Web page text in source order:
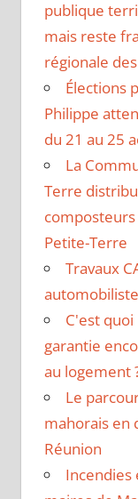
publique
mais reste
régionale
Élections
Philippe
du 21 au 25
La
Terre
Petite-Terre
Travaux
C'est quoi
garantie
au logement
Le
mahorais en
Réunion
Incendies